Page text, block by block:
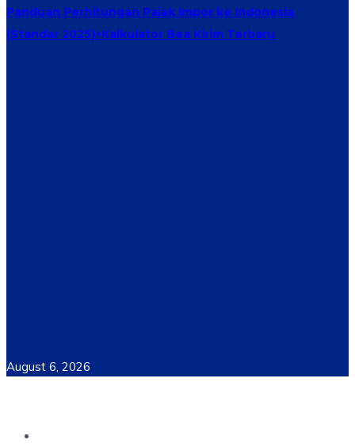
Panduan Perhitungan Pajak Impor ke Indonesia
(Standar 2025)+Kalkulator Bea Kirim Terbaru
August 6, 2026